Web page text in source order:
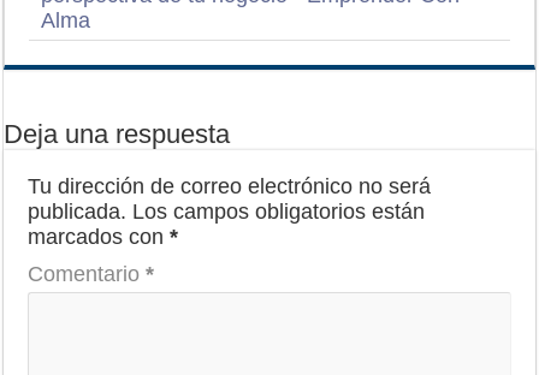
Alma
Deja una respuesta
Tu dirección de correo electrónico no será
publicada. Los campos obligatorios están
marcados con*
Comentario*